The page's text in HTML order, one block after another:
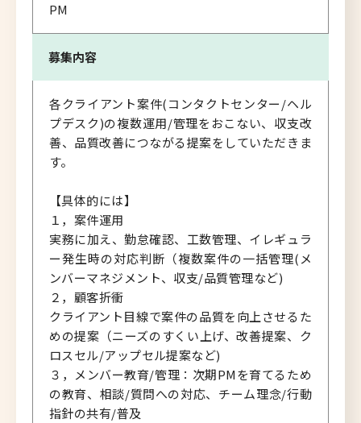
PM
募集内容
各クライアント案件(コンタクトセンター/ヘル
プデスク)の複数運用/管理をおこない、収支改
善、品質改善につながる提案をしていただきま
す。
【具体的には】
１，案件運用
実務に加え、勤怠確認、工数管理、イレギュラ
ー発生時の対応判断（複数案件の一括管理(メ
ンバーマネジメント、収支/品質管理など)
２，顧客折衝
クライアント目線で案件の品質を向上させるた
めの提案（ニーズのすくい上げ、改善提案、ク
ロスセル/アップセル提案など)
３，メンバー教育/管理：次期PMを育てるため
の教育、相談/質問への対応、チーム理念/行動
指針の共有/普及